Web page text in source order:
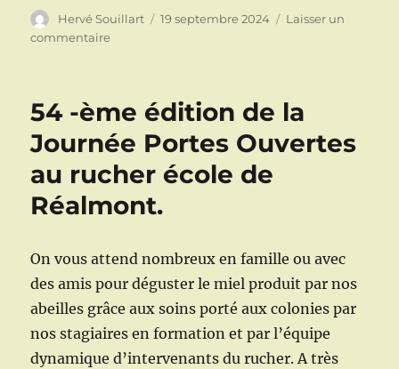
Auteur
Hervé Souillart
Publié
19 septembre 2024
Laisser un
commentairesur
seconde
du
Lycée
Bellevue
au
rucher.
54 -ème édition de la
Journée Portes Ouvertes
au rucher école de
Réalmont.
On vous attend nombreux en famille ou avec
des amis pour déguster le miel produit par nos
abeilles grâce aux soins porté aux colonies par
nos stagiaires en formation et par l’équipe
dynamique d’intervenants du rucher. A très